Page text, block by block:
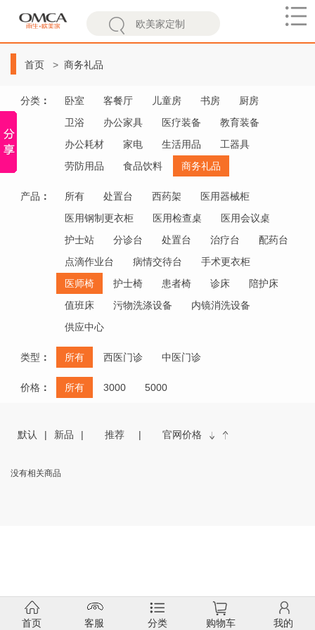
欧
首页 商务礼品
分类 ： 卧室 客餐厅 儿童房 书房
厨房
卫浴
办公家具 医疗装备
教育装备
办公耗材
家电 生活用品
工器具
劳防用品
食品饮料 商务礼品
产品 ： 所有 处置台 西药架
医用器械柜
医用钢制更衣柜
医用检查桌
医用会议桌
护士站
分诊台 处置台 治疗台
配药台
点滴作业台
病情交待台
手术更衣柜
医师椅
护士椅 患者椅 诊床
陪护床
值班床
污物洗涤设备
内镜消洗设备
供应中心
类型 ： 所有 西医门诊 中医门诊
价格 ： 所有 3000 5000
默认 新品 推荐 官网价格
没有相关商品
首页 客服 分类 购物车 我的